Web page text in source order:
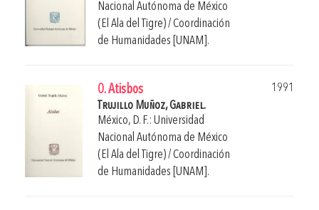
Nacional Autónoma de México
(El Ala del Tigre) / Coordinación
de Humanidades [UNAM].
0. Atisbos
1991
Trujillo Muñoz, Gabriel.
México, D. F.: Universidad
Nacional Autónoma de México
(El Ala del Tigre) / Coordinación
de Humanidades [UNAM].